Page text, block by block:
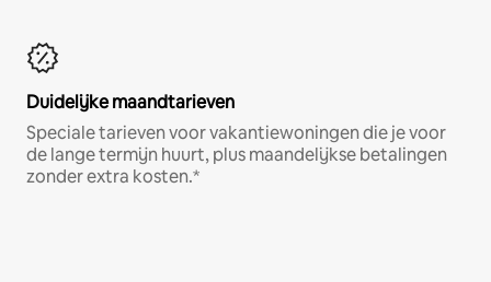
Duidelijke maandtarieven
Speciale tarieven voor vakantiewoningen die je voor
de lange termijn huurt, plus maandelijkse betalingen
zonder extra kosten.*